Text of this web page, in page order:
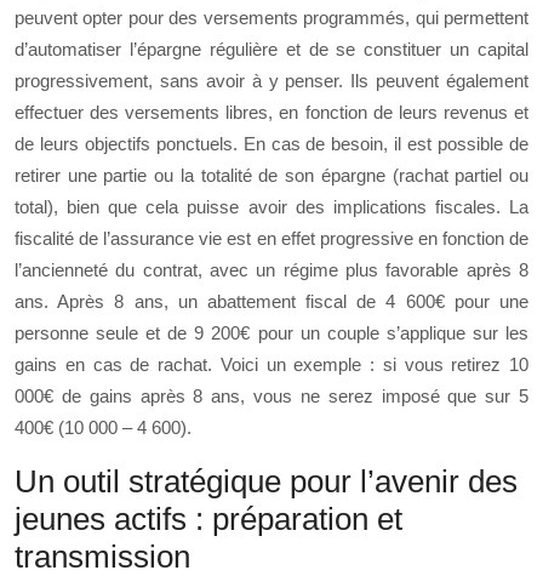
peuvent opter pour des versements programmés, qui permettent
d’automatiser l’épargne régulière et de se constituer un capital
progressivement, sans avoir à y penser. Ils peuvent également
effectuer des versements libres, en fonction de leurs revenus et
de leurs objectifs ponctuels. En cas de besoin, il est possible de
retirer une partie ou la totalité de son épargne (rachat partiel ou
total), bien que cela puisse avoir des implications fiscales. La
fiscalité de l’assurance vie est en effet progressive en fonction de
l’ancienneté du contrat, avec un régime plus favorable après 8
ans. Après 8 ans, un abattement fiscal de 4 600€ pour une
personne seule et de 9 200€ pour un couple s’applique sur les
gains en cas de rachat. Voici un exemple : si vous retirez 10
000€ de gains après 8 ans, vous ne serez imposé que sur 5
400€ (10 000 – 4 600).
Un outil stratégique pour l’avenir des
jeunes actifs : préparation et
transmission